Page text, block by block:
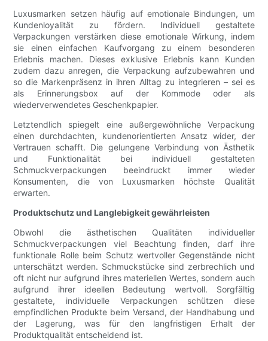
Luxusmarken setzen häufig auf emotionale Bindungen, um
Kundenloyalität zu fördern. Individuell gestaltete
Verpackungen verstärken diese emotionale Wirkung, indem
sie einen einfachen Kaufvorgang zu einem besonderen
Erlebnis machen. Dieses exklusive Erlebnis kann Kunden
zudem dazu anregen, die Verpackung aufzubewahren und
so die Markenpräsenz in ihren Alltag zu integrieren – sei es
als Erinnerungsbox auf der Kommode oder als
wiederverwendetes Geschenkpapier.
Letztendlich spiegelt eine außergewöhnliche Verpackung
einen durchdachten, kundenorientierten Ansatz wider, der
Vertrauen schafft. Die gelungene Verbindung von Ästhetik
und Funktionalität bei individuell gestalteten
Schmuckverpackungen beeindruckt immer wieder
Konsumenten, die von Luxusmarken höchste Qualität
erwarten.
Produktschutz und Langlebigkeit gewährleisten
Obwohl die ästhetischen Qualitäten individueller
Schmuckverpackungen viel Beachtung finden, darf ihre
funktionale Rolle beim Schutz wertvoller Gegenstände nicht
unterschätzt werden. Schmuckstücke sind zerbrechlich und
oft nicht nur aufgrund ihres materiellen Wertes, sondern auch
aufgrund ihrer ideellen Bedeutung wertvoll. Sorgfältig
gestaltete, individuelle Verpackungen schützen diese
empfindlichen Produkte beim Versand, der Handhabung und
der Lagerung, was für den langfristigen Erhalt der
Produktqualität entscheidend ist.